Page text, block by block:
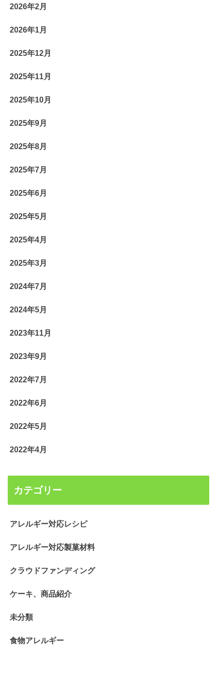
2026年2月
2026年1月
2025年12月
2025年11月
2025年10月
2025年9月
2025年8月
2025年7月
2025年6月
2025年5月
2025年4月
2025年3月
2024年7月
2024年5月
2023年11月
2023年9月
2022年7月
2022年6月
2022年5月
2022年4月
カテゴリー
アレルギー対応レシピ
アレルギー対応製菓材料
クラウドファンディング
ケーキ、商品紹介
未分類
食物アレルギー